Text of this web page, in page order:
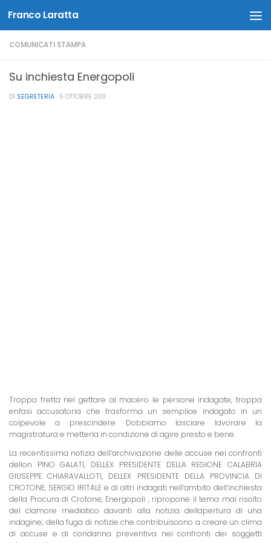
Salta al contenuto
Franco Laratta
COMUNICATI STAMPA
Su inchiesta Energopoli
DI SEGRETERIA · 5 OTTOBRE 2011
Troppa fretta nel gettare al macero le persone indagate, troppa
enfasi accusatoria che trasforma un semplice indagato in un
colpevole a prescindere. Dobbiamo lasciare lavorare la
magistratura e metterla in condizione di agire presto e bene.
La recentissima notizia dell’archiviazione delle accuse nei confronti
dellon PINO GALATI, DELLEX PRESIDENTE DELLA REGIONE CALABRIA
GIUSEPPE CHIARAVALLOTI, DELLEX PRESIDENTE DELLA PROVINCIA DI
CROTONE, SERGIO IRITALE e di altri indagati nell’ambito dell’inchiesta
della Procura di Crotone, Energopoli , ripropone il tema mai risolto
del clamore mediatico davanti alla notizia dellapertura di una
indagine; della fuga di notizie che contribuiscono a creare un clima
di accuse e di condanna preventiva nei confronti dei soggetti